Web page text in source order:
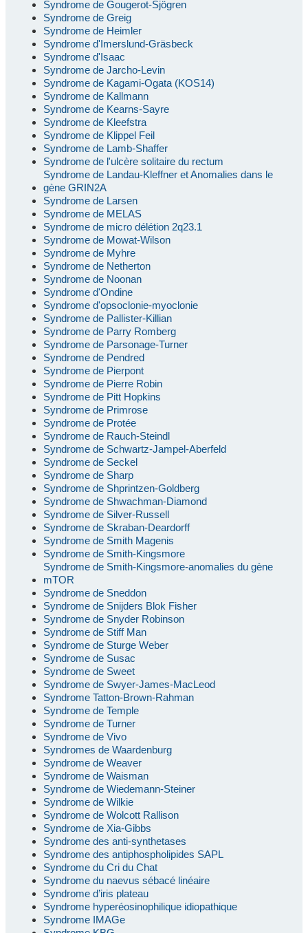
Syndrome de Gougerot-Sjögren
Syndrome de Greig
Syndrome de Heimler
Syndrome d'Imerslund-Gräsbeck
Syndrome d'Isaac
Syndrome de Jarcho-Levin
Syndrome de Kagami-Ogata (KOS14)
Syndrome de Kallmann
Syndrome de Kearns-Sayre
Syndrome de Kleefstra
Syndrome de Klippel Feil
Syndrome de Lamb-Shaffer
Syndrome de l'ulcère solitaire du rectum
Syndrome de Landau-Kleffner et Anomalies dans le
gène GRIN2A
Syndrome de Larsen
Syndrome de MELAS
Syndrome de micro délétion 2q23.1
Syndrome de Mowat-Wilson
Syndrome de Myhre
Syndrome de Netherton
Syndrome de Noonan
Syndrome d'Ondine
Syndrome d'opsoclonie-myoclonie
Syndrome de Pallister-Killian
Syndrome de Parry Romberg
Syndrome de Parsonage-Turner
Syndrome de Pendred
Syndrome de Pierpont
Syndrome de Pierre Robin
Syndrome de Pitt Hopkins
Syndrome de Primrose
Syndrome de Protée
Syndrome de Rauch-Steindl
Syndrome de Schwartz-Jampel-Aberfeld
Syndrome de Seckel
Syndrome de Sharp
Syndrome de Shprintzen-Goldberg
Syndrome de Shwachman-Diamond
Syndrome de Silver-Russell
Syndrome de Skraban-Deardorff
Syndrome de Smith Magenis
Syndrome de Smith-Kingsmore
Syndrome de Smith-Kingsmore-anomalies du gène
mTOR
Syndrome de Sneddon
Syndrome de Snijders Blok Fisher
Syndrome de Snyder Robinson
Syndrome de Stiff Man
Syndrome de Sturge Weber
Syndrome de Susac
Syndrome de Sweet
Syndrome de Swyer-James-MacLeod
Syndrome Tatton-Brown-Rahman
Syndrome de Temple
Syndrome de Turner
Syndrome de Vivo
Syndromes de Waardenburg
Syndrome de Weaver
Syndrome de Waisman
Syndrome de Wiedemann-Steiner
Syndrome de Wilkie
Syndrome de Wolcott Rallison
Syndrome de Xia-Gibbs
Syndrome des anti-synthetases
Syndrome des antiphospholipides SAPL
Syndrome du Cri du Chat
Syndrome du naevus sébacé linéaire
Syndrome d’iris plateau
Syndrome hyperéosinophilique idiopathique
Syndrome IMAGe